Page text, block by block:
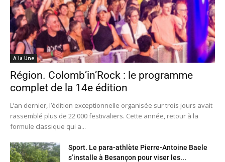
A la Une
Région. Colomb’in’Rock : le programme
complet de la 14e édition
L’an dernier, l’édition exceptionnelle organisée sur trois jours avait
rassemblé plus de 22 000 festivaliers. Cette année, retour à la
formule classique qui a...
Sport. Le para-athlète Pierre-Antoine Baele
s’installe à Besançon pour viser les...